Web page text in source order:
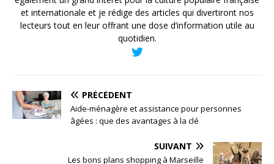
et internationale et je rédige des articles qui divertiront nos
lecteurs tout en leur offrant une dose d’information utile au
quotidien.
PRÉCÉDENT
Aide-ménagère et assistance pour personnes
âgées : que des avantages à la clé
SUIVANT
Les bons plans shopping à Marseille